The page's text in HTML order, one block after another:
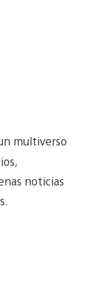
multiverso
noticias